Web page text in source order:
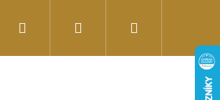
Energy-kofeinové
Přihlášení